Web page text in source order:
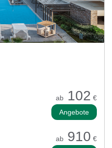
ab 102 €
Angebote
ab 910 €